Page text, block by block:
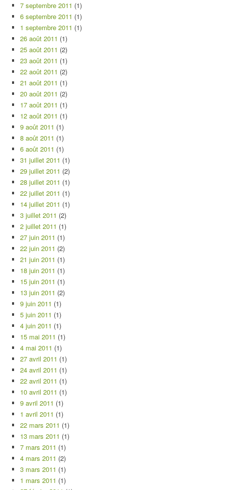
7 septembre 2011 (1)
6 septembre 2011 (1)
1 septembre 2011 (1)
26 août 2011 (1)
25 août 2011 (2)
23 août 2011 (1)
22 août 2011 (2)
21 août 2011 (1)
20 août 2011 (2)
17 août 2011 (1)
12 août 2011 (1)
9 août 2011 (1)
8 août 2011 (1)
6 août 2011 (1)
31 juillet 2011 (1)
29 juillet 2011 (2)
28 juillet 2011 (1)
22 juillet 2011 (1)
14 juillet 2011 (1)
3 juillet 2011 (2)
2 juillet 2011 (1)
27 juin 2011 (1)
22 juin 2011 (2)
21 juin 2011 (1)
18 juin 2011 (1)
15 juin 2011 (1)
13 juin 2011 (2)
9 juin 2011 (1)
5 juin 2011 (1)
4 juin 2011 (1)
15 mai 2011 (1)
4 mai 2011 (1)
27 avril 2011 (1)
24 avril 2011 (1)
22 avril 2011 (1)
10 avril 2011 (1)
9 avril 2011 (1)
1 avril 2011 (1)
22 mars 2011 (1)
13 mars 2011 (1)
7 mars 2011 (1)
4 mars 2011 (2)
3 mars 2011 (1)
1 mars 2011 (1)